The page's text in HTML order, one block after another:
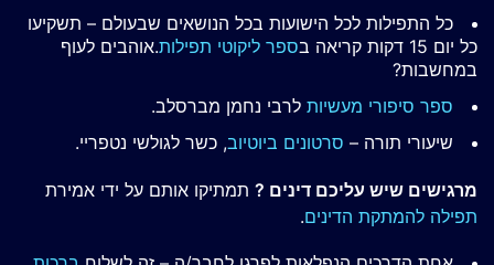
כל התפילות לכל הישועות בכל הנושאים שבעולם – תשקיעו
כל יום 15 דקות קריאה ב
ספר ליקוטי תפילות.אוהבים לעוף
במחשבות?
ספר סיפורי מעשיות לרבי נחמן מברסלב.
שיעורי תורה – סרטונים ביוטיוב, כשר לגולשי נטפריי.
מרגישים שיש עליכם דינים ? תמתיקו אותם על ידי אמירת
תפילה להמתקת הדינים.